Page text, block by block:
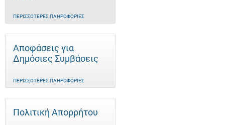
ΠΕΡΙΣΣΌΤΕΡΕΣ ΠΛΗΡΟΦΟΡΊΕΣ
Αποφάσεις για
Δημόσιες Συμβάσεις
ΠΕΡΙΣΣΌΤΕΡΕΣ ΠΛΗΡΟΦΟΡΊΕΣ
Πολιτική Απορρήτου